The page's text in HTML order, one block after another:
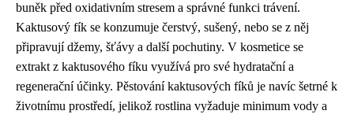
buněk před oxidativním stresem a správné funkci trávení.
Kaktusový fík se konzumuje čerstvý, sušený, nebo se z něj
připravují džemy, šťávy a další pochutiny. V kosmetice se
extrakt z kaktusového fíku využívá pro své hydratační a
regenerační účinky. Pěstování kaktusových fíků je navíc šetrné k
životnímu prostředí, jelikož rostlina vyžaduje minimum vody a